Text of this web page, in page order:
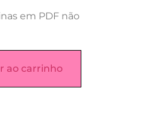
em PDF não
ao carrinho